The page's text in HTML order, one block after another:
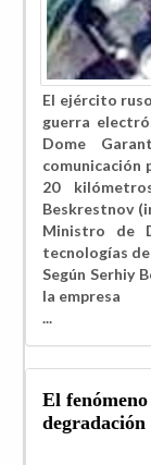
El ejército
guerra
Dome
comunicación
20
Beskrestnov
Ministro de
tecnologías
Según Serhiy
la empresa
...
El